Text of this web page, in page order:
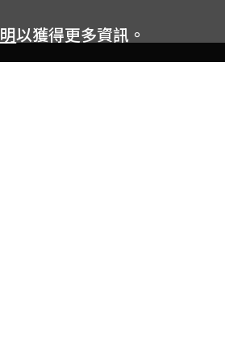
以獲得更多資訊。